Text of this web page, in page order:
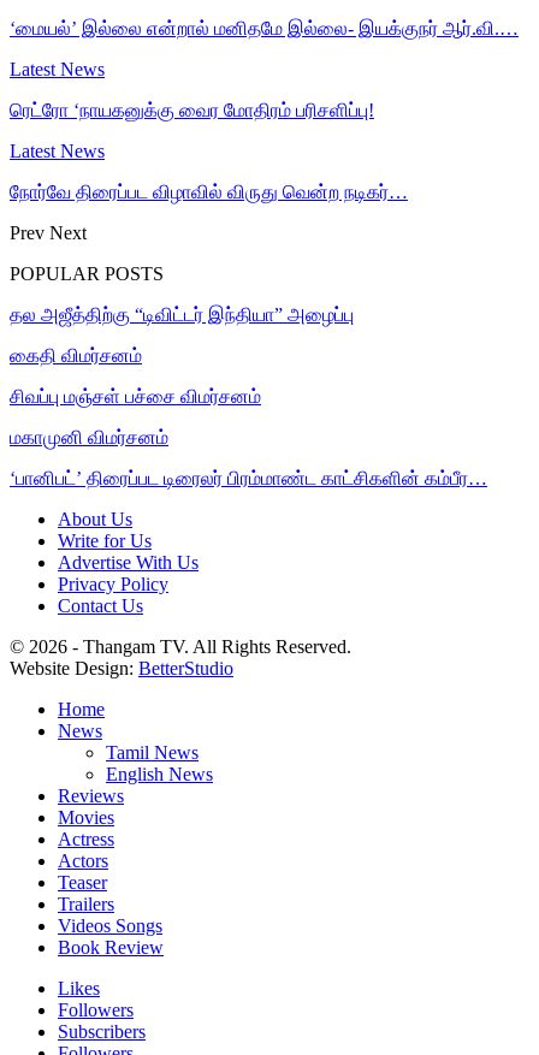
‘மையல்’ இல்லை என்றால் மனிதமே இல்லை- இயக்குநர் ஆர்.வி.…
Latest News
ரெட்ரோ ‘நாயகனுக்கு வைர மோதிரம் பரிசளிப்பு!
Latest News
நோர்வே திரைப்பட விழாவில் விருது வென்ற நடிகர்…
Prev Next
POPULAR POSTS
தல அஜீத்திற்கு “டிவிட்டர் இந்தியா” அழைப்பு
கைதி விமர்சனம்
சிவப்பு மஞ்சள் பச்சை விமர்சனம்
மகாமுனி விமர்சனம்
‘பானிபட்’ திரைப்பட டிரைலர் பிரம்மாண்ட காட்சிகளின் கம்பீர…
About Us
Write for Us
Advertise With Us
Privacy Policy
Contact Us
© 2026 - Thangam TV. All Rights Reserved.
Website Design: BetterStudio
Home
News
Tamil News
English News
Reviews
Movies
Actress
Actors
Teaser
Trailers
Videos Songs
Book Review
Likes
Followers
Subscribers